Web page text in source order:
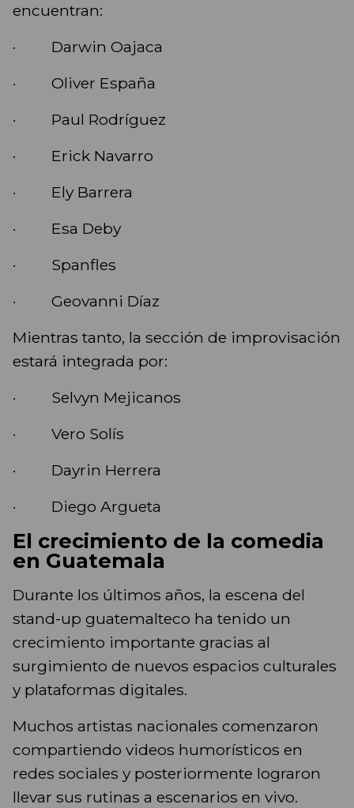
encuentran:
· Darwin Oajaca
· Oliver España
· Paul Rodríguez
· Erick Navarro
· Ely Barrera
· Esa Deby
· Spanfles
· Geovanni Díaz
Mientras tanto, la sección de improvisación
estará integrada por:
· Selvyn Mejicanos
· Vero Solís
· Dayrin Herrera
· Diego Argueta
El crecimiento de la comedia
en Guatemala
Durante los últimos años, la escena del
stand-up guatemalteco ha tenido un
crecimiento importante gracias al
surgimiento de nuevos espacios culturales
y plataformas digitales.
Muchos artistas nacionales comenzaron
compartiendo videos humorísticos en
redes sociales y posteriormente lograron
llevar sus rutinas a escenarios en vivo.